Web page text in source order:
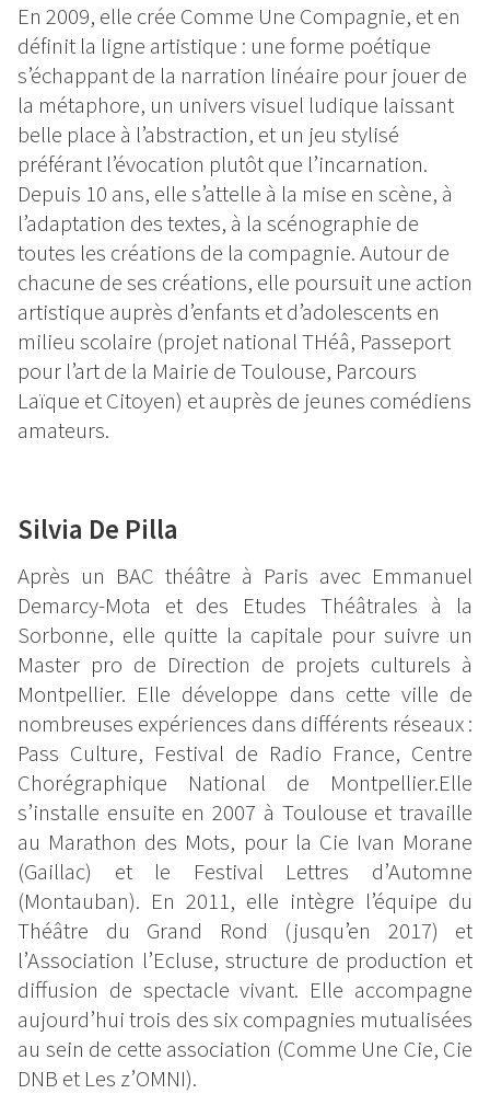
En 2009, elle crée Comme Une Compagnie, et en
définit la ligne artistique : une forme poétique
s’échappant de la narration linéaire pour jouer de
la métaphore, un univers visuel ludique laissant
belle place à l’abstraction, et un jeu stylisé
préférant l’évocation plutôt que l’incarnation.
Depuis 10 ans, elle s’attelle à la mise en scène, à
l’adaptation des textes, à la scénographie de
toutes les créations de la compagnie. Autour de
chacune de ses créations, elle poursuit une action
artistique auprès d’enfants et d’adolescents en
milieu scolaire (projet national THéâ, Passeport
pour l’art de la Mairie de Toulouse, Parcours
Laïque et Citoyen) et auprès de jeunes comédiens
amateurs.
Silvia De Pilla
Après un BAC théâtre à Paris avec Emmanuel
Demarcy-Mota et des Etudes Théâtrales à la
Sorbonne, elle quitte la capitale pour suivre un
Master pro de Direction de projets culturels à
Montpellier. Elle développe dans cette ville de
nombreuses expériences dans différents réseaux :
Pass Culture, Festival de Radio France, Centre
Chorégraphique National de Montpellier.Elle
s’installe ensuite en 2007 à Toulouse et travaille
au Marathon des Mots, pour la Cie Ivan Morane
(Gaillac) et le Festival Lettres d’Automne
(Montauban). En 2011, elle intègre l’équipe du
Théâtre du Grand Rond (jusqu’en 2017) et
l’Association l’Ecluse, structure de production et
diffusion de spectacle vivant. Elle accompagne
aujourd’hui trois des six compagnies mutualisées
au sein de cette association (Comme Une Cie, Cie
DNB et Les z’OMNI).